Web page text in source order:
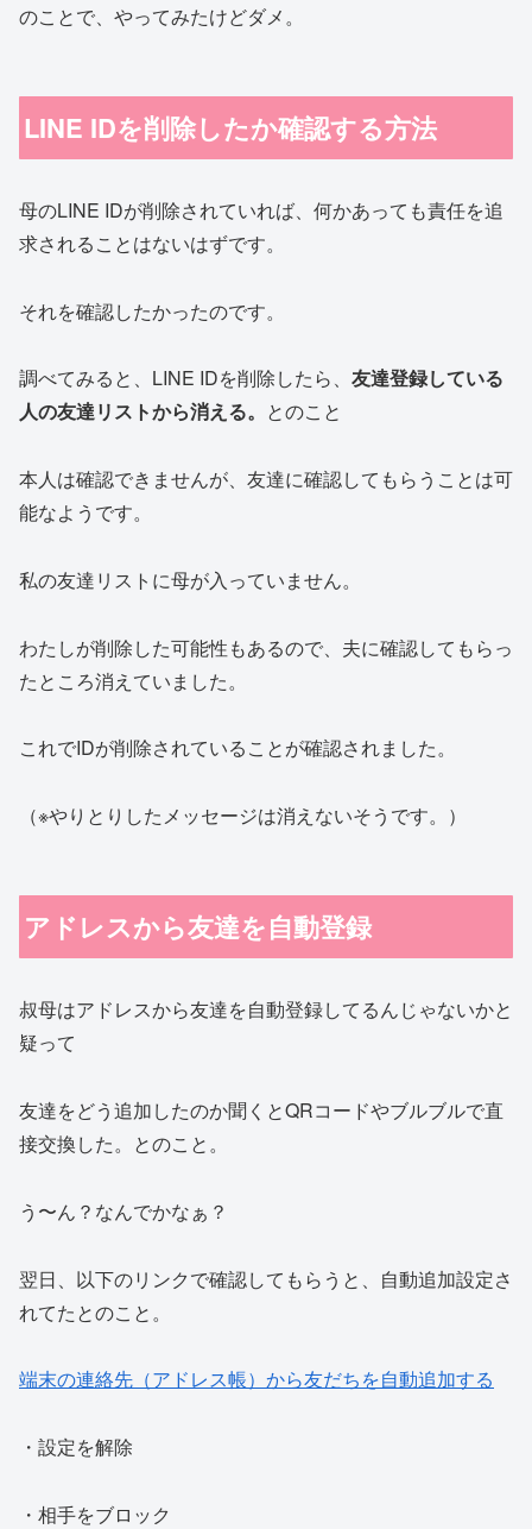
のことで、やってみたけどダメ。
LINE IDを削除したか確認する方法
母のLINE IDが削除されていれば、何かあっても責任を追
求されることはないはずです。
それを確認したかったのです。
調べてみると、LINE IDを削除したら、 友達登録している
人の友達リストから消える。 とのこと
本人は確認できませんが、友達に確認してもらうことは可
能なようです。
私の友達リストに母が入っていません。
わたしが削除した可能性もあるので、夫に確認してもらっ
たところ消えていました。
これでIDが削除されていることが確認されました。
（※やりとりしたメッセージは消えないそうです。）
アドレスから友達を自動登録
叔母はアドレスから友達を自動登録してるんじゃないかと
疑って
友達をどう追加したのか聞くとQRコードやブルブルで直
接交換した。とのこと。
う〜ん？なんでかなぁ？
翌日、以下のリンクで確認してもらうと、自動追加設定さ
れてたとのこと。
端末の連絡先（アドレス帳）から友だちを自動追加する
・設定を解除
・相手をブロック